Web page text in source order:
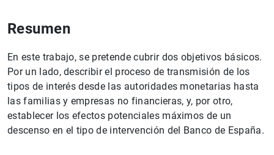
Resumen
En este trabajo, se pretende cubrir dos objetivos básicos.
Por un lado, describir el proceso de transmisión de los
tipos de interés desde las autoridades monetarias hasta
las familias y empresas no financieras, y, por otro,
establecer los efectos potenciales máximos de un
descenso en el tipo de intervención del Banco de España.